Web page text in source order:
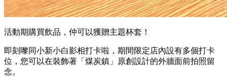
活動期購買飲品，仲可以獲贈主題杯套！
即刻嚟同小新小白影相打卡啦，期間限定店內設有多個打卡
位，您可以在裝飾著「煤炭鎮」原創設計的外牆面前拍照留
念。